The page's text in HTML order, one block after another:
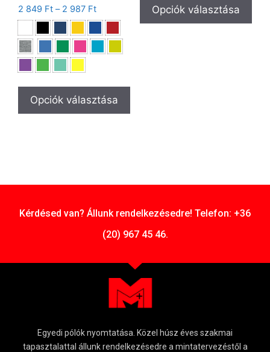
2 849 Ft – 2 987 Ft
Opciók választása
Opciók választása
Kérdésed van? Állunk rendelkezésedre! Telefon: +36
(20) 967 45 46.
Egyedi pólók nyomtatása. Közel húsz éves szakmai
tapasztalattal állunk rendelkezésedre a mintatervezéstől a